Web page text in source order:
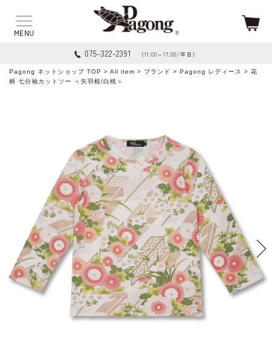
075-322-2391 （11:00～17:00/平日）
Pagong ネットショップ TOP > All item > ブランド > Pagong レディース
> 花
柄 七分袖カットソー ＜矢羽根/白桃＞